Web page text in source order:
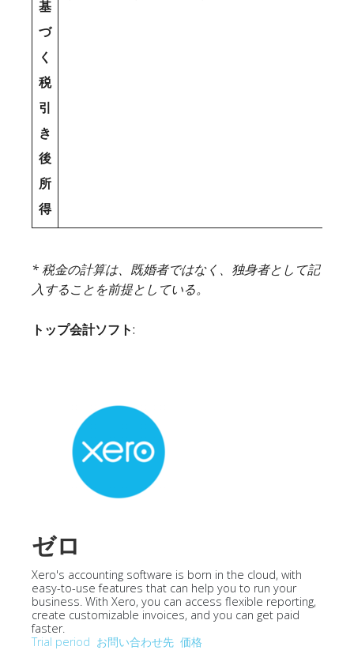
基
づ
く
税
引
き
後
所
得
* 税金の計算は、既婚者ではなく、独身者として記
入することを前提としている。
トップ会計ソフト:
ゼロ
Xero's accounting software is born in the cloud, with
easy-to-use features that can help you to run your
business. With Xero, you can access flexible reporting,
create customizable invoices, and you can get paid
faster.
Trial period お問い合わせ先 価格